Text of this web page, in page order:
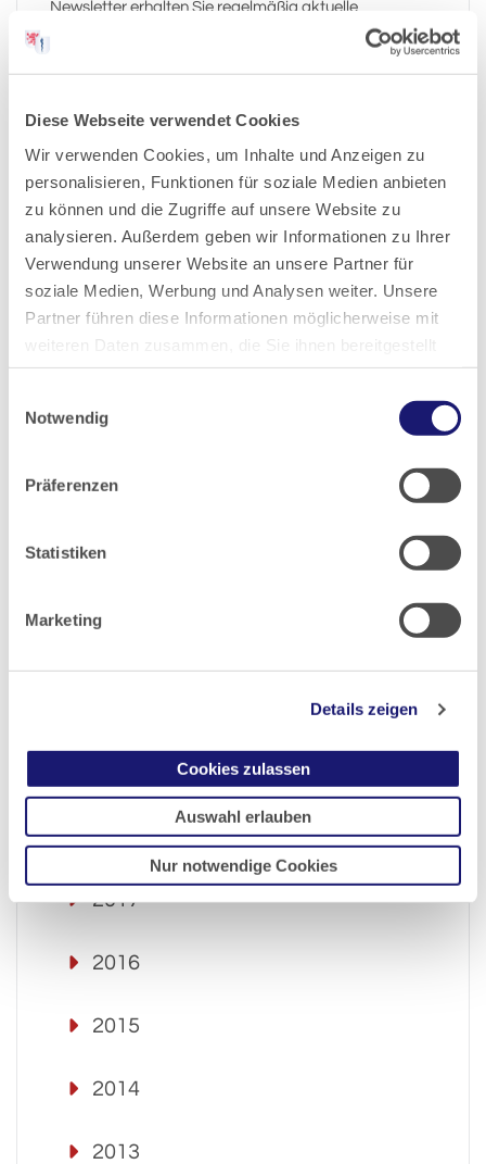
Diese Webseite verwendet Cookies
Wir verwenden Cookies, um Inhalte und Anzeigen zu
personalisieren, Funktionen für soziale Medien anbieten
zu können und die Zugriffe auf unsere Website zu
analysieren. Außerdem geben wir Informationen zu Ihrer
Verwendung unserer Website an unsere Partner für
soziale Medien, Werbung und Analysen weiter. Unsere
Partner führen diese Informationen möglicherweise mit
weiteren Daten zusammen, die Sie ihnen bereitgestellt
haben oder die sie im Rahmen Ihrer Nutzung der Dienste
Notwendig
Präferenzen
Statistiken
Marketing
Details zeigen
Cookies zulassen
Auswahl erlauben
Nur notwendige Cookies
Newsletter erhalten Sie regelmäßig aktuelle
Informationen und interessante Themen rund um die
Anmelden
Pressemitteilungen-Archiv:
2018
2017
2016
2015
2014
2013